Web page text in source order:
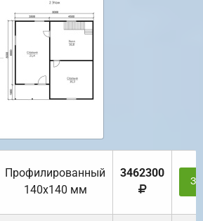
Профилированный
140х140 мм
3462300